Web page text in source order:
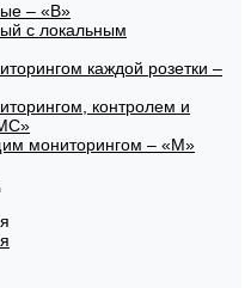
– «В»
с локальным
каждой розетки –
контролем и
мониторингом – «М»